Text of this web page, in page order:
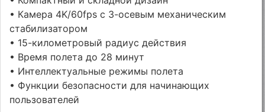
• Камера 4K/60fps с 3-осевым механическим
стабилизатором
• 15-километровый радиус действия
• Время полета до 28 минут
• Интеллектуальные режимы полета
• Функции безопасности для начинающих
пользователей